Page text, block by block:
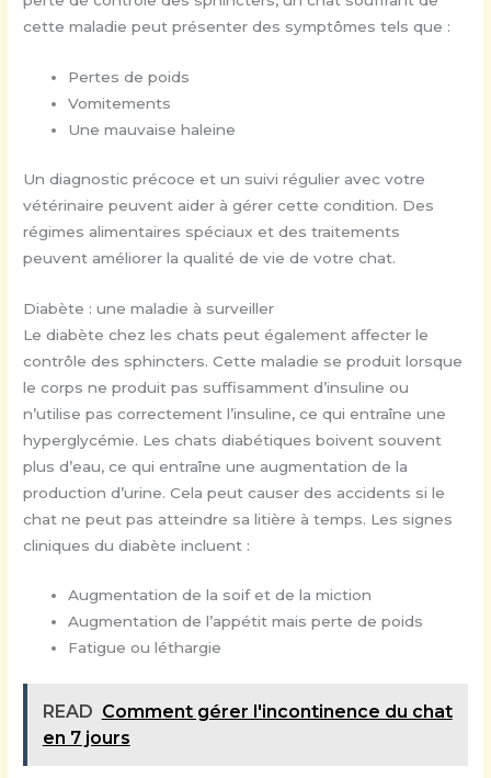
cette maladie peut présenter des symptômes tels que :
Pertes de poids
Vomitements
Une mauvaise haleine
Un diagnostic précoce et un suivi régulier avec votre
vétérinaire peuvent aider à gérer cette condition. Des
régimes alimentaires spéciaux et des traitements
peuvent améliorer la qualité de vie de votre chat.
Diabète : une maladie à surveiller
Le diabète chez les chats peut également affecter le
contrôle des sphincters. Cette maladie se produit lorsque
le corps ne produit pas suffisamment d’insuline ou
n’utilise pas correctement l’insuline, ce qui entraîne une
hyperglycémie. Les chats diabétiques boivent souvent
plus d’eau, ce qui entraîne une augmentation de la
production d’urine. Cela peut causer des accidents si le
chat ne peut pas atteindre sa litière à temps. Les signes
cliniques du diabète incluent :
Augmentation de la soif et de la miction
Augmentation de l’appétit mais perte de poids
Fatigue ou léthargie
READ Comment gérer l'incontinence du chat
en 7 jours